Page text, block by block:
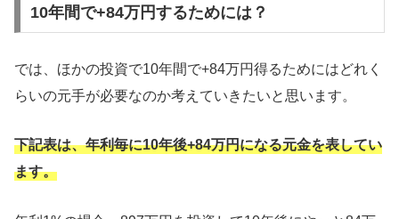
10年間で+84万円するためには？
では、ほかの投資で10年間で+84万円得るためにはどれく
らいの元手が必要なのか考えていきたいと思います。
下記表は、年利毎に10年後+84万円になる元金を表してい
ます。